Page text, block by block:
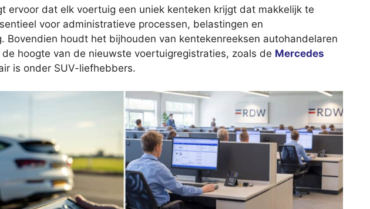
ervoor dat elk voertuig een uniek kenteken krijgt dat makkelijk te
voor administratieve processen, belastingen en
Bovendien houdt het bijhouden van kentekenreeksen autohandelaren
hoogte van de nieuwste voertuigregistraties, zoals de Mercedes
is onder SUV-liefhebbers.